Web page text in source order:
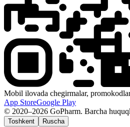
Mobil ilovada chegirmalar,
App StoreGoogle Play
© 2020–2026 GoPharm. Barcha
Toshkent Ruscha